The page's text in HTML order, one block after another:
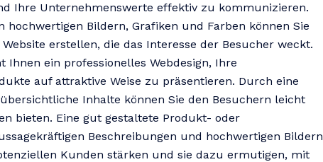
Ihre Unternehmenswerte effektiv zu kommunizieren.
hochwertigen Bildern, Grafiken und Farben können Sie
erstellen, die das Interesse der Besucher weckt.
Ihnen ein professionelles Webdesign, Ihre
auf attraktive Weise zu präsentieren. Durch eine
Inhalte können Sie den Besuchern leicht
bieten. Eine gut gestaltete Produkt- oder
Beschreibungen und hochwertigen Bildern
Kunden stärken und sie dazu ermutigen, mit